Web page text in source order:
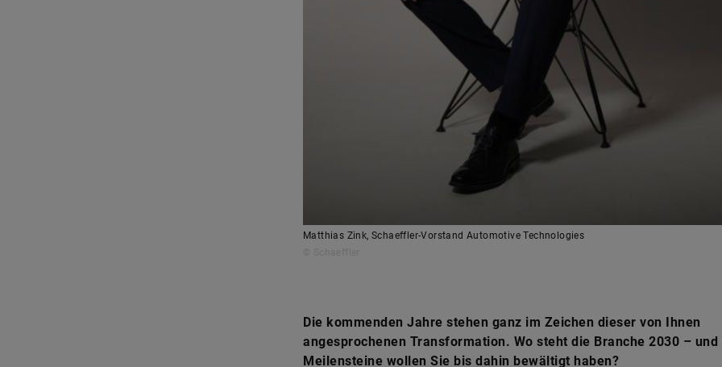
Matthias Zink, Schaeffler-Vorstand Automotive Technologies
Die kommenden Jahre stehen ganz im Zeichen dieser von Ihnen
angesprochenen Transformation. Wo steht die Branche 2030 – und
Meilensteine wollen Sie bis dahin bewältigt haben?